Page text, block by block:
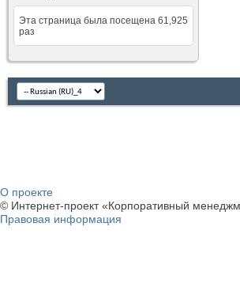
Эта страница была посещена 61,925
раз
О проекте
© Интернет-проект «Корпоративный
Правовая информация